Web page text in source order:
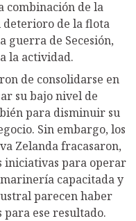
combinación de la
deterioro de la flota
guerra de Secesión,
la actividad.
de consolidarse en
su bajo nivel de
para disminuir su
Sin embargo, los
Zelanda fracasaron,
iniciativas para operar
capacitada y
parecen haber
ese resultado.